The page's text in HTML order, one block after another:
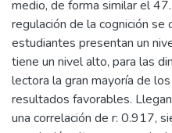
medio, de forma similar el
regulación de la cognición
estudiantes presentan un
tiene un nivel alto, para las
lectora la gran mayoría de
resultados favorables.
una correlación de r: 0.917,